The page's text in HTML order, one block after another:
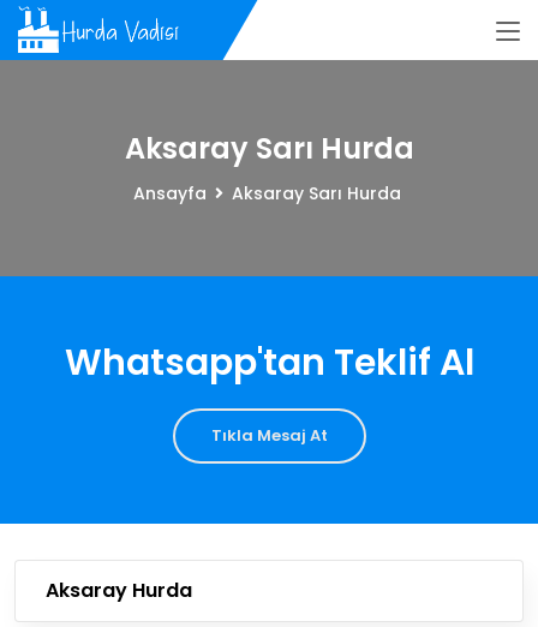
Aksaray Sarı Hurda
Ansayfa Aksaray Sarı Hurda
Whatsapp'tan Teklif Al
Tıkla Mesaj At
Aksaray Hurda